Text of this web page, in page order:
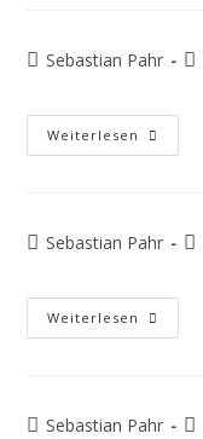
Sebastian Pahr
Weiterlesen
Sebastian Pahr
Weiterlesen
Sebastian Pahr